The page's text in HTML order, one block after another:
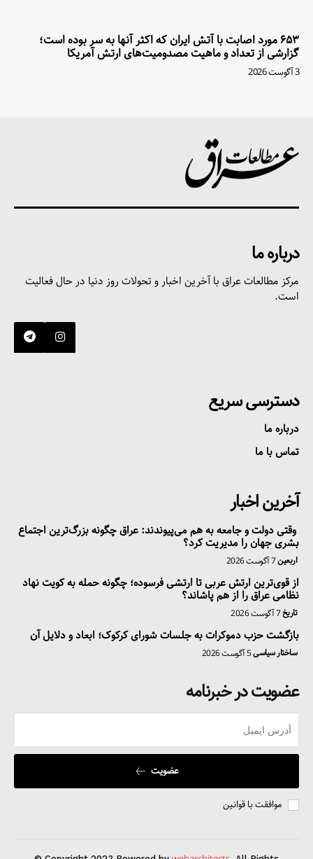
۶۵۳ مورد اصابت با آتش ایران که اکثر آنها به سر بوده است؛
گزارشی از تعداد و ماهیت مصدومیت‌های ارتش آمریکا
3 آگوست 2026
درباره ما
مرکز مطالعات عراق با آخرین اخبار و تحولات روز دنیا در حال فعالیت
است.
دسترسی سریع
درباره ما
تماس با ما
آخرین اخبار
وقتی دولت و جامعه به هم می‌پیوندند: عراق چگونه بزرگ‌ترین اجتماع
بشری جهان را مدیریت کرد؟
اربعین7 آگوست 2026
از قوی‌ترین ارتش عربی تا ارتشی فرسوده؛ چگونه حمله به کویت نهاد
نظامی عراق را از هم پاشاند؟
تاریخ7 آگوست 2026
بازگشت حزب دموکرات به جلسات شورای کرکوک؛ ابعاد و دلایل آن
ساختار سیاسی5 آگوست 2026
عضویت در خبرنامه
عضویت
موافقت با قوانین